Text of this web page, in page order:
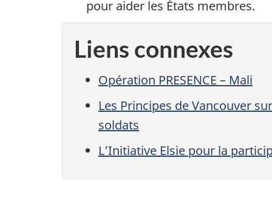
pour aider les États membres.
Liens connexes
Opération PRESENCE – Mali
Les Principes de Vancouver
soldats
L’Initiative Elsie pour la